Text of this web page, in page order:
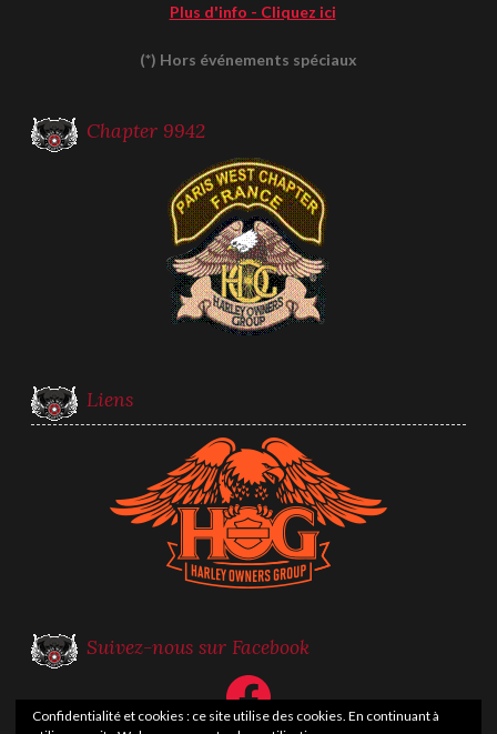
Plus d'info - Cliquez ici
(*) Hors événements spéciaux
Chapter 9942
Liens
Suivez-nous sur Facebook
Facebook
Confidentialité et cookies : ce site utilise des cookies. En continuant à